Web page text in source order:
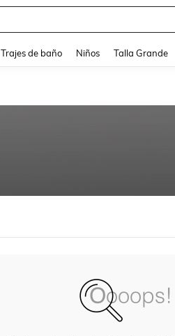
Trajes de baño Niños Talla Grande